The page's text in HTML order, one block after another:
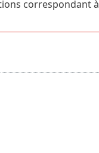
correspondant à